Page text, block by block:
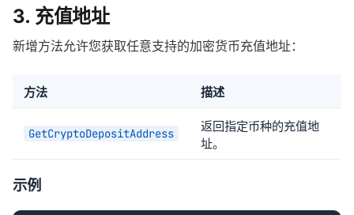
3. 充值地址
新增方法允许您获取任意支持的加密货币充值地址：
方法 描述
GetCryptoDepositAddress
返回指定币种的充值地
址。
示例